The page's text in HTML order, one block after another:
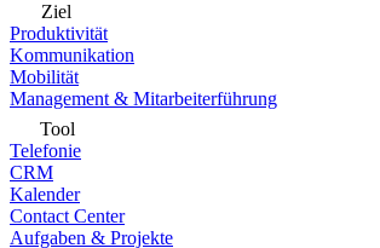
Ziel
Produktivität
Kommunikation
Mobilität
Management & Mitarbeiterführung
Tool
Telefonie
CRM
Kalender
Contact Center
Aufgaben & Projekte